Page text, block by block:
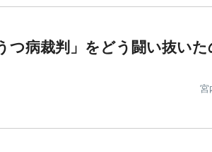
つ病裁判」をどう闘い抜いた
宮